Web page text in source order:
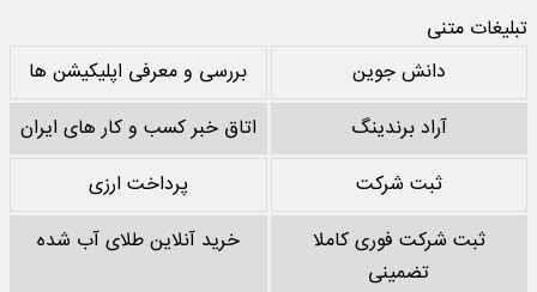
تبلیغات متنی
دانش جوین
بررسی و معرفی اپلیکیشن ها
آراد برندینگ
اتاق خبر کسب و کار های ایران
ثبت شرکت
پرداخت ارزی
ثبت شرکت فوری کاملا
تضمینی
خرید آنلاین طلای آب شده